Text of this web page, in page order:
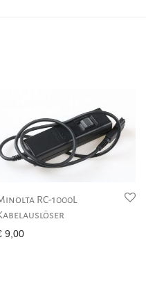
RC-1000L
9,00